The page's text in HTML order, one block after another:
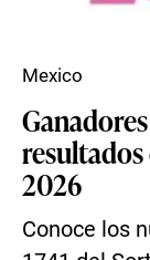
2026
Conoce los
Mexico